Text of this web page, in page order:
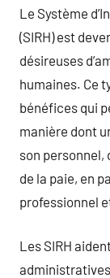
Le Système
(SIRH) est
désireuses
humaines. Ce
bénéfices qui
manière dont
son personnel,
de la paie, en
professionnel
Les SIRH